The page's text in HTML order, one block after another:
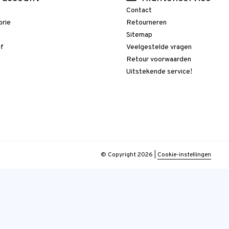
Contact
Retourneren
Sitemap
Veelgestelde vragen
Retour voorwaarden
Uitstekende service!
© Copyright 2026 Cookie-instellingen